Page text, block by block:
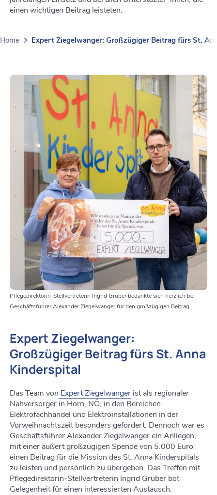
einen wichtigen Beitrag leisteten.
Home Expert Ziegelwanger: Großzügiger Beitrag fürs St.
Pflegedirektorin-Stellvertreterin Ingrid Gruber bedankte sich herzlich bei
Geschäftsführer Alexander Ziegelwanger für den großzügigen Beitrag.
Expert Ziegelwanger:
Großzügiger Beitrag fürs St. Anna
Kinderspital
Das Team von Expert Ziegelwanger ist als regionaler
Nahversorger in Horn, NÖ, in den Bereichen
Elektrofachhandel und Elektroinstallationen in der
Vorweihnachtszeit besonders gefordert. Dennoch war es
Geschäftsführer Alexander Ziegelwanger ein Anliegen,
mit einer äußert großzügigen Spende von 5.000 Euro
einen Beitrag für die Mission des St. Anna Kinderspitals
zu leisten und persönlich zu übergeben. Das Treffen mit
Pflegedirektorin-Stellvertreterin Ingrid Gruber bot
Gelegenheit für einen interessierten Austausch.